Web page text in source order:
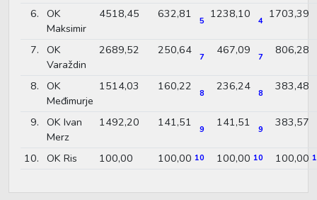
6. OK
Maksimir
4518,45 632,81
5
1238,10
4
1703,39
7. OK
Varaždin
2689,52 250,64
7
467,09
7
806,28
8. OK
Međimurje
1514,03 160,22
8
236,24
8
383,48
9. OK Ivan
Merz
1492,20 141,51
9
141,51
9
383,57
10. OK Ris 100,00 100,00 10 100,00 10 100,00